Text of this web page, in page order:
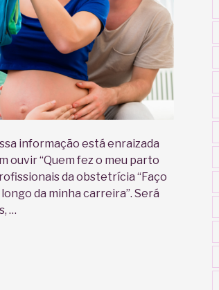
informação está enraizada
ouvir “Quem fez o meu parto
da obstetrícia “Faço
da minha carreira”. Será
…